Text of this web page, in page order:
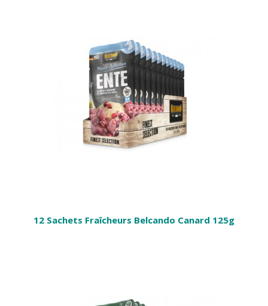
12 Sachets Fraîcheurs Belcando Canard 125g